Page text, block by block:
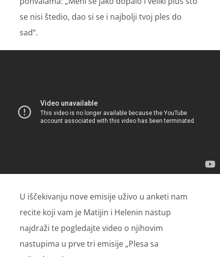
se nisi štedio, dao si se i najbolji tvoj ples do
sad“.
U iščekivanju nove emisije uživo u anketi nam
recite koji vam je Matijin i Helenin nastup
najdraži te pogledajte video o njihovim
nastupima u prve tri emisije „Plesa sa